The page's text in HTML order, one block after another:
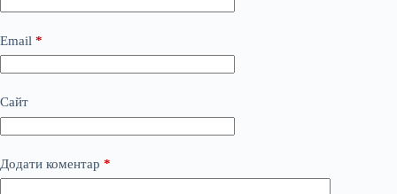
Email *
Сайт
Додати коментар *